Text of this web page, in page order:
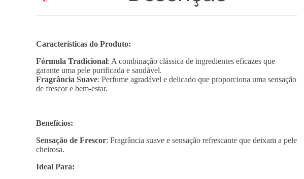
Características do Produto:
Fórmula Tradicional: A combinação clássica de ingredientes eficazes que
garante uma pele purificada e saudável.
Fragrância Suave: Perfume agradável e delicado que proporciona uma sensação
de frescor e bem-estar.
Benefícios:
Sensação de Frescor: Fragrância suave e sensação refrescante que deixam a pele
cheirosa.
Ideal Para: